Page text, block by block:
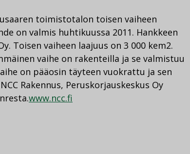
toimistotalon toisen vaiheen
on valmis huhtikuussa 2011. Hankkeen
Toisen vaiheen laajuus on 3 000 kem2.
vaihe on rakenteilla ja se valmistuu
on pääosin täyteen vuokrattu ja sen
Rakennus, Peruskorjauskeskus Oy
www.ncc.fi